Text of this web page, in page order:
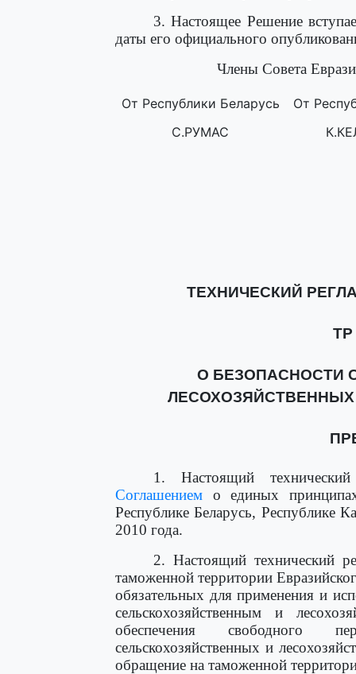
3. Настоящее Решение
даты его официального
Члены Совета
От Республики Беларусь
С.РУМАС
От
ТЕХНИЧЕСКИЙ
ТР
О БЕЗОПАСНОСТИ
1. Настоящий
Соглашением о единых
Республике Беларусь, Республике
2010 года.
2. Настоящий технический
таможенной территории
обязательных для применения и
сельскохозяйственным и
обеспечения свободного
сельскохозяйственных и
обращение на таможенной